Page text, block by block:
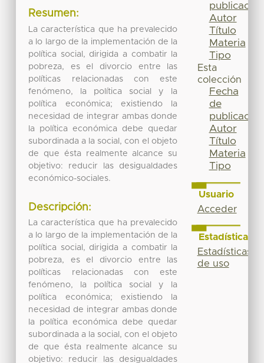
Resumen:
La característica que ha prevalecido
a lo largo de la implementación de la
política social, dirigida a combatir la
pobreza, es el divorcio entre las
políticas relacionadas con este
fenómeno, la política social y la
política económica; existiendo la
necesidad de integrar ambas donde
la política económica debe quedar
subordinada a la social, con el objeto
de que ésta realmente alcance su
objetivo: reducir las desigualdades
económico-sociales.
Descripción:
La característica que ha prevalecido
a lo largo de la implementación de la
política social, dirigida a combatir la
pobreza, es el divorcio entre las
políticas relacionadas con este
fenómeno, la política social y la
política económica; existiendo la
necesidad de integrar ambas donde
la política económica debe quedar
subordinada a la social, con el objeto
de que ésta realmente alcance su
objetivo: reducir las desigualdades
publicación
Autor
Título
Materia
Tipo
Esta
colección
Fecha
de
publicación
Autor
Título
Materia
Tipo
Usuario
Acceder
Estadísticas
Estadísticas
de uso